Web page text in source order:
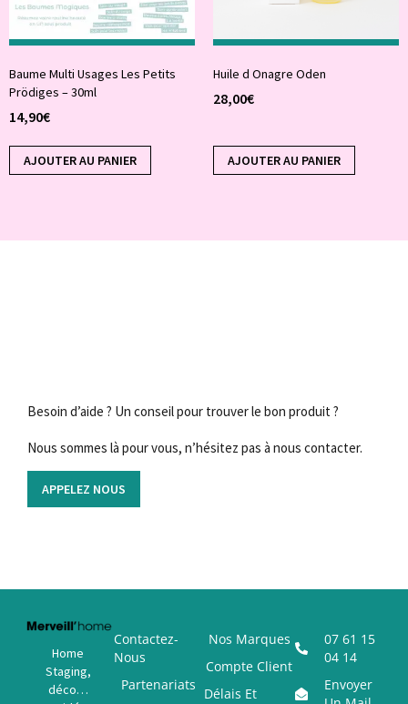
Baume Multi Usages Les Petits
Prödiges – 30ml
14,90€
AJOUTER AU PANIER
Huile d Onagre Oden
28,00€
AJOUTER AU PANIER
Besoin d’aide ? Un conseil pour trouver le bon produit ?
Nous sommes là pour vous, n’hésitez pas à nous contacter.
APPELEZ NOUS
Home
Staging,
déco…
Contactez-
Nous
Partenariats
Nos Marques
Compte Client
Délais Et
07 61 15
04 14
Envoyer